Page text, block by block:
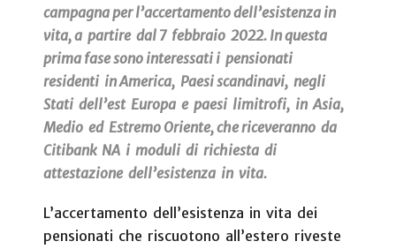
campagna per l’accertamento dell’esistenza in
vita, a partire dal 7 febbraio 2022. In questa
prima fase sono interessati i pensionati
residenti in America, Paesi scandinavi, negli
Stati dell’est Europa e paesi limitrofi, in Asia,
Medio ed Estremo Oriente, che riceveranno da
Citibank NA i moduli di richiesta di
attestazione dell’esistenza in vita.
L’accertamento dell’esistenza in vita dei
pensionati che riscuotono all’estero riveste